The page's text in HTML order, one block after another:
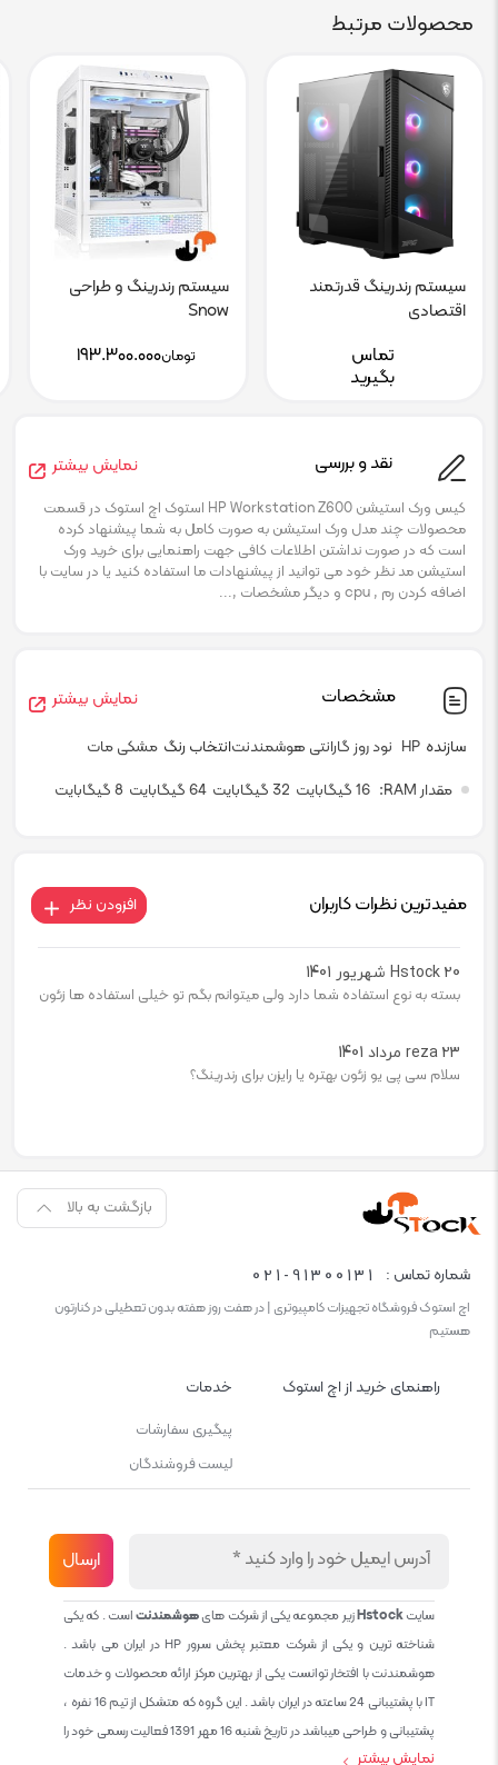
محصولات مرتبط
سیستم رندرینگ قدرتمند
اقتصادی
تماس
بگیرید
سیستم رندرینگ و طراحی
Snow
تومان۱۹۳.۳۰۰.۰۰۰
نقد و بررسی نمایش بیشتر
کیس ورک استیشن HP Workstation Z600 استوک اچ استوک در قسمت
محصولات چند مدل ورک استیشن به صورت کامل به شما پیشنهاد کرده
است که در صورت نداشتن اطلاعات کافی جهت راهنمایی برای خرید ورک
استیشن مد نظر خود می توانید از پیشنهادات ما استفاده کنید یا در سایت با
اضافه کردن رم , cpu و دیگر مشخصات ,...
مشخصات نمایش بیشتر
سازنده HP نود روز گارانتی هوشمندنتانتخاب رنگ مشکی مات
مقدار RAM
16 گیگابایت 32 گیگابایت 64 گیگابایت 8 گیگابایت
مفیدترین نظرات کاربران افزودن نظر
Hstock20 شهریور 1401
بسته به نوع استفاده شما دارد ولی میتوانم بگم تو خیلی استفاده ها زئون
reza23 مرداد 1401
سلام سی پی یو زئون بهتره یا رایزن برای رندرینگ؟
بازگشت به بالا
شماره تماس : 021-91300131
اچ استوک فروشگاه تجهیزات کامپیوتری | در هفت روز هفته بدون تعطیلی در کنارتون
هستیم
راهنمای خرید از اچ استوک خدمات
پیگیری سفارشات
لیست فروشندگان
سایتHstockزیر مجموعه یکی از شرکت هایهوشمندنتاست . که یکی
شناخته ترین و یکی از شرکت معتبر پخش سرور HP در ایران می باشد .
هوشمندنت با افتخار توانست یکی از بهترین مرکز ارائه محصولات و خدمات
IT با پشتیبانی 24 ساعته در ایران باشد . این گروه که متشکل از تیم 16 نفره ،
پشتیبانی و طراحی میباشد در تاریخ شنبه 16 مهر 1391 فعالیت رسمی خود را
نمایش بیشتر